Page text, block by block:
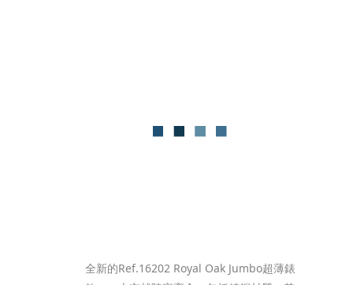
全新的Ref.16202 Royal Oak Jumbo超薄錶